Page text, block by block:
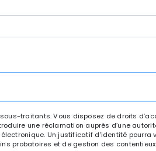
traitants. Vous disposez de droits
une réclamation auprès d’une
Un justificatif d'identité pourra
probatoires et de gestion des contentieux.